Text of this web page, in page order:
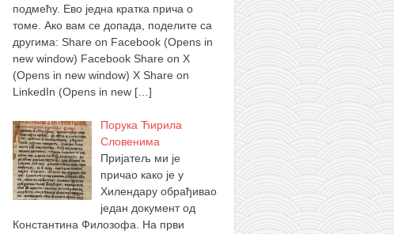
подмећу. Ево једна кратка прича о
томе. Ако вам се допада, поделите са
другима: Share on Facebook (Opens in
new window) Facebook Share on X
(Opens in new window) X Share on
LinkedIn (Opens in new […]
Порука Ћирила
Словенима
Пријатељ ми је
причао како је у
Хилендару обрађивао
један документ од
Константина Филозофа. На први